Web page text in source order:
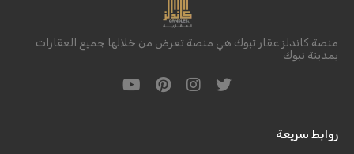
منصة كاندلز عقار تبوك هي منصة تعرض من خلالها جميع العقارات
بمدينة تبوك
روابط سريعة